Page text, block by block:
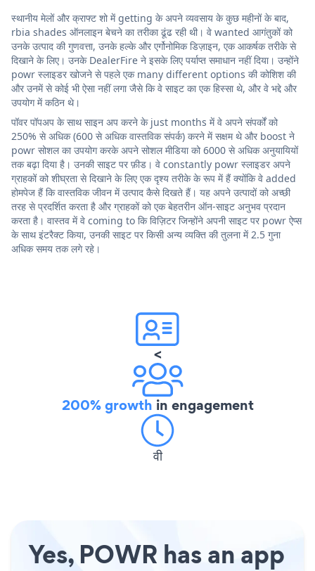
स्थानीय मेलों और क्राफ्ट शो में getting के अपने व्यवसाय के कुछ महीनों के बाद,
rbia shades ऑनलाइन बेचने का तरीका ढूंढ रही थी। वे wanted आगंतुकों को
उनके उत्पाद की गुणवत्ता, उनके हल्के और एर्गोनोमिक डिज़ाइन, एक आकर्षक तरीके से
दिखाने के लिए। उनके DealerFire ने इसके लिए पर्याप्त समाधान नहीं दिया। उन्होंने
powr स्लाइडर खोजने से पहले एक many different options की कोशिश की
और उनमें से कोई भी ऐसा नहीं लगा जैसे कि वे साइट का एक हिस्सा थे, और वे भद्दे और
उपयोग में कठिन थे।
पॉवर पॉपअप के साथ साइन अप करने के just months में वे अपने संपर्कों को
250% से अधिक (600 से अधिक वास्तविक संपर्क) करने में सक्षम थे और boost ने
powr सोशल का उपयोग करके अपने सोशल मीडिया को 6000 से अधिक अनुयायियों
तक बढ़ा दिया है। उनकी साइट पर फ़ीड। वे constantly powr स्लाइडर अपने
ग्राहकों को शीघ्रता से दिखाने के लिए एक दृश्य तरीके के रूप में हैं क्योंकि वे added
होमपेज हैं कि वास्तविक जीवन में उत्पाद कैसे दिखते हैं। यह अपने उत्पादों को अच्छी
तरह से प्रदर्शित करता है और ग्राहकों को एक बेहतरीन ऑन-साइट अनुभव प्रदान
करता है। वास्तव में वे coming to कि विज़िटर जिन्होंने अपनी साइट पर powr ऐप्स
के साथ इंटरैक्ट किया, उनकी साइट पर किसी अन्य व्यक्ति की तुलना में 2.5 गुना
अधिक समय तक लगे रहे।
<
200% growth in engagement
वी
Yes, POWR has an app